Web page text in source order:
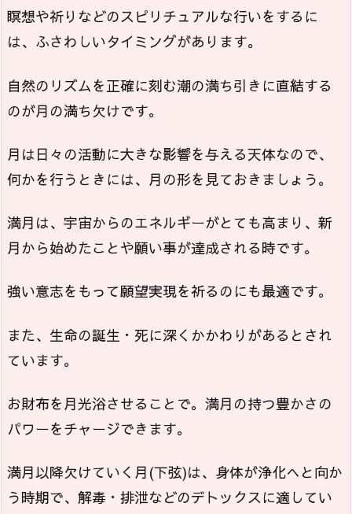
瞑想や祈りなどのスピリチュアルな行いをするに
は、ふさわしいタイミングがあります。
自然のリズムを正確に刻む潮の満ち引きに直結する
のが月の満ち欠けです。
月は日々の活動に大きな影響を与える天体なので、
何かを行うときには、月の形を見ておきましょう。
満月は、宇宙からのエネルギーがとても高まり、新
月から始めたことや願い事が達成される時です。
強い意志をもって願望実現を祈るのにも最適です。
また、生命の誕生・死に深くかかわりがあるとされ
ています。
お財布を月光浴させることで。満月の持つ豊かさの
パワーをチャージできます。
満月以降欠けていく月(下弦)は、身体が浄化へと向か
う時期で、解毒・排泄などのデトックスに適してい